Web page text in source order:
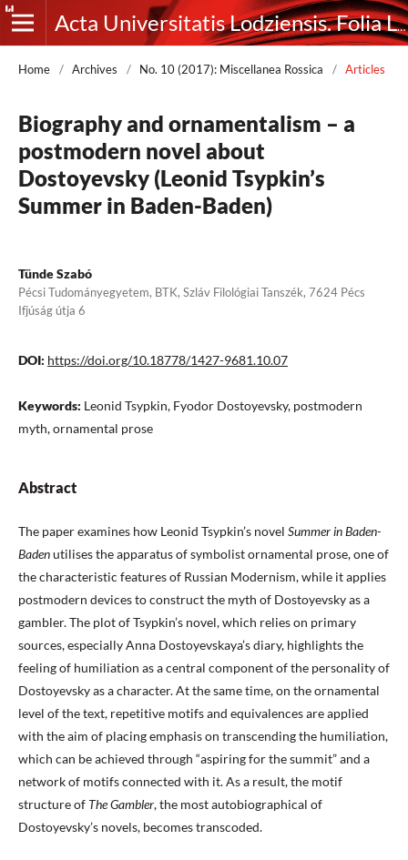
Acta Universitatis Lodziensis. Folia Litteraria Rossica
Home / Archives / No. 10 (2017): Miscellanea Rossica / Articles
Biography and ornamentalism – a
postmodern novel about
Dostoyevsky (Leonid Tsypkin’s
Summer in Baden-Baden)
Tünde Szabó
Pécsi Tudományegyetem, BTK, Szláv Filológiai Tanszék, 7624 Pécs
Ifjúság útja 6
DOI: https://doi.org/10.18778/1427-9681.10.07
Keywords: Leonid Tsypkin, Fyodor Dostoyevsky, postmodern
myth, ornamental prose
Abstract
The paper examines how Leonid Tsypkin’s novel Summer in Baden-
Badenutilises the apparatus of symbolist ornamental prose, one of
the characteristic features of Russian Modernism, while it applies
postmodern devices to construct the myth of Dostoyevsky as a
gambler. The plot of Tsypkin’s novel, which relies on primary
sources, especially Anna Dostoyevskaya’s diary, highlights the
feeling of humiliation as a central component of the personality of
Dostoyevsky as a character. At the same time, on the ornamental
level of the text, repetitive motifs and equivalences are applied
with the aim of placing emphasis on transcending the humiliation,
which can be achieved through “aspiring for the summit” and a
network of motifs connected with it. As a result, the motif
structure of The Gambler, the most autobiographical of
Dostoyevsky’s novels, becomes transcoded.